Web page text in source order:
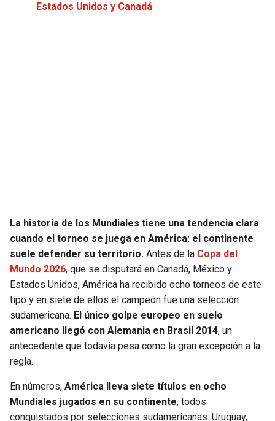
COMMANDERS
FALCONS
PANTHERS
SAINTS
BUCCANEERS
KINGS
TRAIL BLAZERS
JAZZ
Estados Unidos y Canadá
La historia de los Mundiales tiene una tendencia clara
cuando el torneo se juega en América: el continente
suele defender su territorio. Antes de la Copa del
Mundo 2026, que se disputará en Canadá, México y
Estados Unidos, América ha recibido ocho torneos de este
tipo y en siete de ellos el campeón fue una selección
sudamericana. El único golpe europeo en suelo
americano llegó con Alemania en Brasil 2014, un
antecedente que todavía pesa como la gran excepción a la
regla.
En números, América lleva siete títulos en ocho
Mundiales jugados en su continente, todos
conquistados por selecciones sudamericanas: Uruguay,